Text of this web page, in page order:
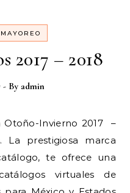
2017 – 2018
- By admin
La prestigiosa marca
te ofrece una
virtuales de